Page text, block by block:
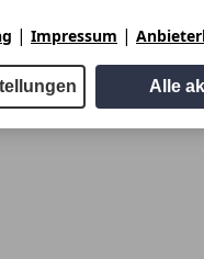
| Impressum |
Alle